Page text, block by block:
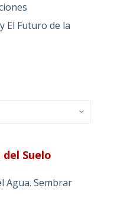
El Futuro de la
Suelo
Agua. Sembrar